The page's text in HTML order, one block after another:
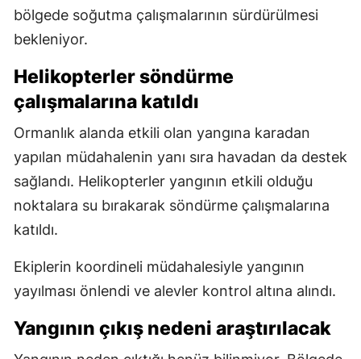
bölgede soğutma çalışmalarının sürdürülmesi
bekleniyor.
Helikopterler söndürme
çalışmalarına katıldı
Ormanlık alanda etkili olan yangına karadan
yapılan müdahalenin yanı sıra havadan da destek
sağlandı. Helikopterler yangının etkili olduğu
noktalara su bırakarak söndürme çalışmalarına
katıldı.
Ekiplerin koordineli müdahalesiyle yangının
yayılması önlendi ve alevler kontrol altına alındı.
Yangının çıkış nedeni araştırılacak